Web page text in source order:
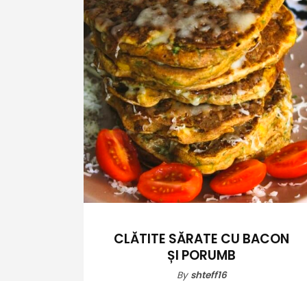
CLĂTITE SĂRATE CU BACON
ȘI PORUMB
By shteff16